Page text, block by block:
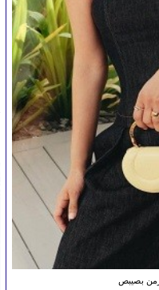
بصيبص